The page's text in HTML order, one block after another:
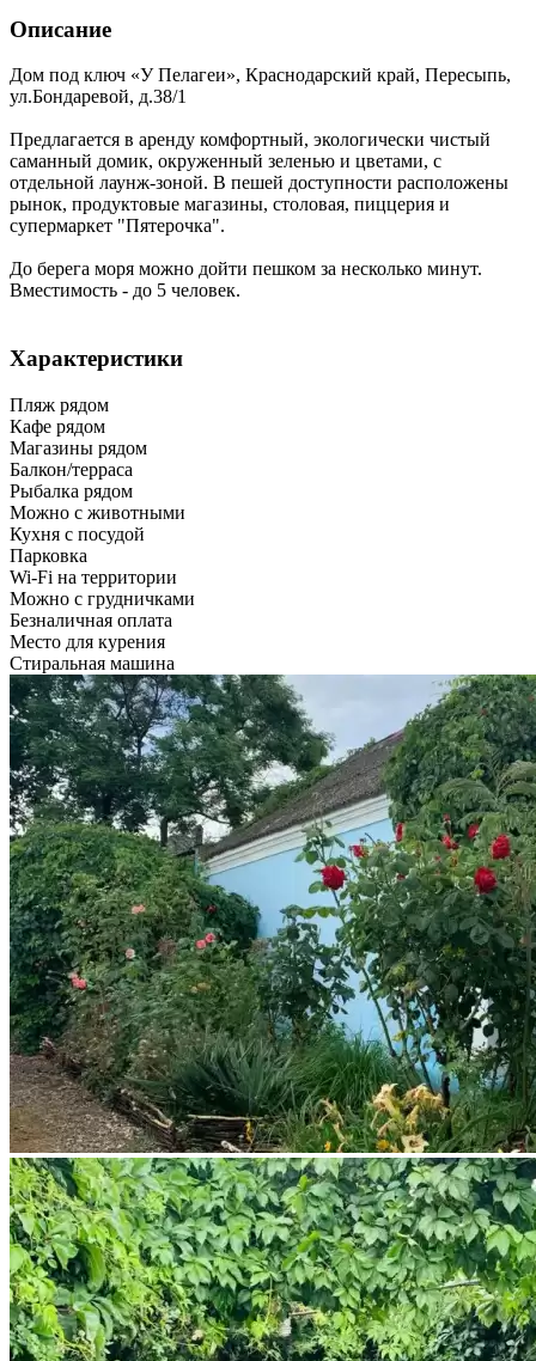
Описание
Дом под ключ «У Пелагеи», Краснодарский край, Пересыпь,
ул.Бондаревой, д.38/1
Предлагается в аренду комфортный, экологически чистый
саманный домик, окруженный зеленью и цветами, с
отдельной лаунж-зоной. В пешей доступности расположены
рынок, продуктовые магазины, столовая, пиццерия и
супермаркет "Пятерочка".
До берега моря можно дойти пешком за несколько минут.
Вместимость - до 5 человек.
Характеристики
Пляж рядом
Кафе рядом
Магазины рядом
Балкон/терраса
Рыбалка рядом
Можно с животными
Кухня с посудой
Парковка
Wi-Fi на территории
Можно с грудничками
Безналичная оплата
Место для курения
Стиральная машина